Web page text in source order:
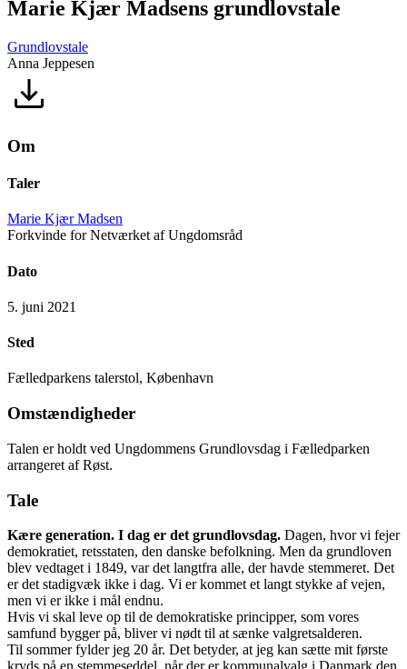
Marie Kjær Madsens grundlovstale
Grundlovstale
Anna Jeppesen
Om
Taler
Marie Kjær Madsen
Forkvinde for Netværket af Ungdomsråd
Dato
5. juni 2021
Sted
Fælledparkens talerstol, København
Omstændigheder
Talen er holdt ved Ungdommens Grundlovsdag i Fælledparken
arrangeret af Røst.
Tale
Kære generation. I dag er det grundlovsdag. Dagen, hvor vi fejer
demokratiet, retsstaten, den danske befolkning. Men da grundloven
blev vedtaget i 1849, var det langtfra alle, der havde stemmeret. Det
er det stadigvæk ikke i dag. Vi er kommet et langt stykke af vejen,
men vi er ikke i mål endnu.
Hvis vi skal leve op til de demokratiske principper, som vores
samfund bygger på, bliver vi nødt til at sænke valgretsalderen.
Til sommer fylder jeg 20 år. Det betyder, at jeg kan sætte mit første